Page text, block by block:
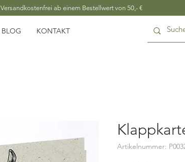
BLOG KONTAKT
Versandkostenfrei ab einem Bestellwert von 50,- €
Artikelnummer: